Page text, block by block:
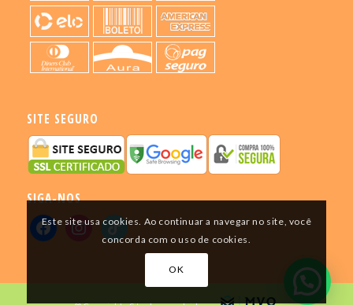
SITE SEGURO
SIGA-NOS
Este site usa cookies. Ao continuar a navegar no site, você
concorda com o uso de cookies.
OK